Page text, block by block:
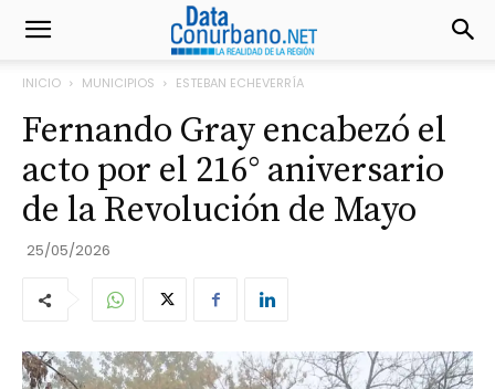
INICIO MUNICIPIOS ESTEBAN ECHEVERRÍA
Fernando Gray encabezó el
acto por el 216° aniversario
de la Revolución de Mayo
25/05/2026